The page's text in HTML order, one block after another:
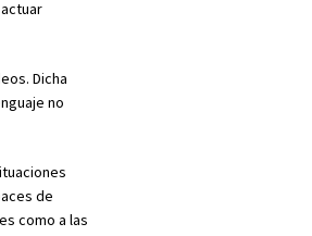
Dicha
no
de
como a las